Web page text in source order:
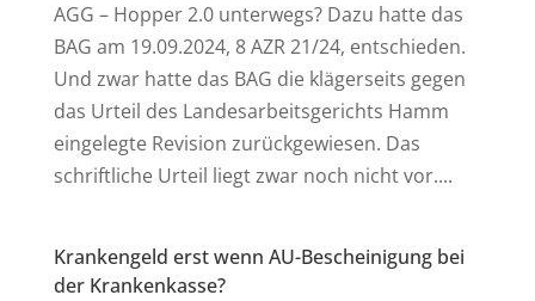
AGG – Hopper 2.0 unterwegs? Dazu hatte das
BAG am 19.09.2024, 8 AZR 21/24, entschieden.
Und zwar hatte das BAG die klägerseits gegen
das Urteil des Landesarbeitsgerichts Hamm
eingelegte Revision zurückgewiesen. Das
schriftliche Urteil liegt zwar noch nicht vor....
Krankengeld erst wenn AU-Bescheinigung bei
der Krankenkasse?